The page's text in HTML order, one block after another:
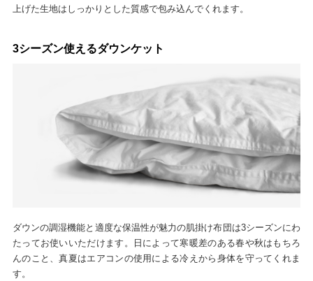
上げた生地はしっかりとした質感で包み込んでくれます。
3シーズン使えるダウンケット
ダウンの調湿機能と適度な保温性が魅力の肌掛け布団は3シーズンにわ
たってお使いいただけます。日によって寒暖差のある春や秋はもちろ
んのこと、真夏はエアコンの使用による冷えから身体を守ってくれま
す。